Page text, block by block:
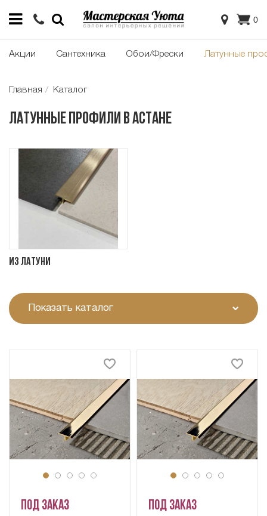
0
Акции Сантехника Обои/Фрески Латунные
Главная Каталог
Латунные профили в Астане
Из латуни
Показать каталог
Под заказ Под заказ